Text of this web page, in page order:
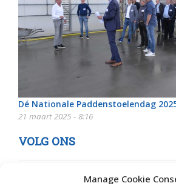
Manage Cookie
Dé Nationale Paddenstoelendag
21 maart 2025 - 8:16
VOLG ONS